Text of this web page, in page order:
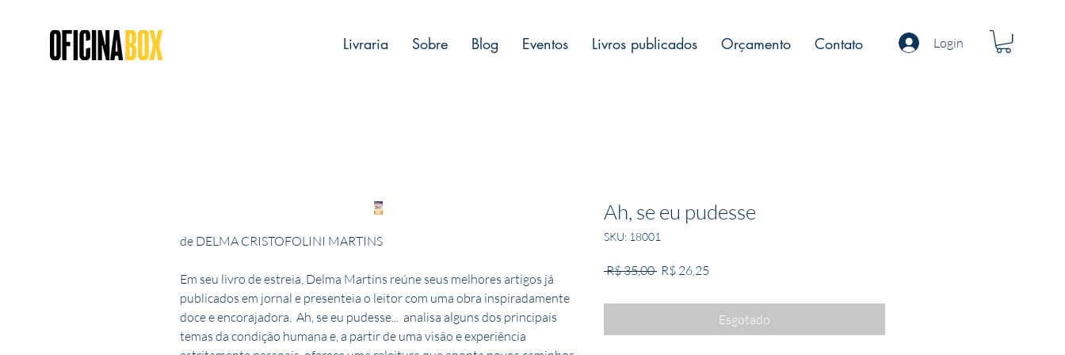
Livraria Sobre Blog Eventos Livros publicados Orçamento Contato Login
de DELMA CRISTOFOLINI MARTINS
Em seu livro de estreia, Delma Martins reúne seus melhores artigos já
publicados em jornal e presenteia o leitor com uma obra inspiradamente
doce e encorajadora. Ah, se eu pudesse... analisa alguns dos principais
temas da condição humana e, a partir de uma visão e experiência
Ah, se eu pudesse
SKU: 18001
R$ 35,00 Preço
R$ 26,25
Esgotado